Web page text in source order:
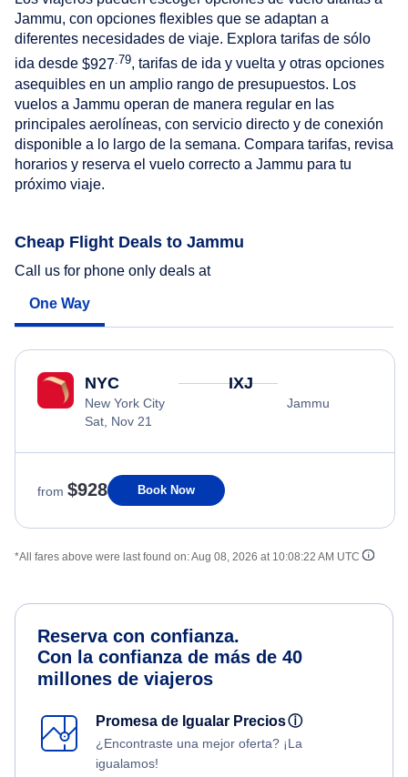
Jammu, con opciones flexibles que se adaptan a
diferentes necesidades de viaje. Explora tarifas de sólo
ida desde $927 .79, tarifas de ida y vuelta y otras opciones
asequibles en un amplio rango de presupuestos. Los
vuelos a Jammu operan de manera regular en las
principales aerolíneas, con servicio directo y de conexión
disponible a lo largo de la semana. Compara tarifas, revisa
horarios y reserva el vuelo correcto a Jammu para tu
próximo viaje.
Cheap Flight Deals to Jammu
Call us for phone only deals at
One Way
NYC
New York City
Sat, Nov 21
IXJ
Jammu
from $928 Book Now
*All fares above were last found on:Aug 08, 2026 at 10:08:22 AM UTC
Reserva con confianza.
Con la confianza de más de 40
millones de viajeros
Promesa de Igualar Preciosⓘ
¿Encontraste una mejor oferta? ¡La
igualamos!